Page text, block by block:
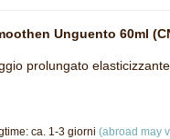
Unguento 60ml
prolungato elasticizzante
ca. 1-3 giorni (abroad may